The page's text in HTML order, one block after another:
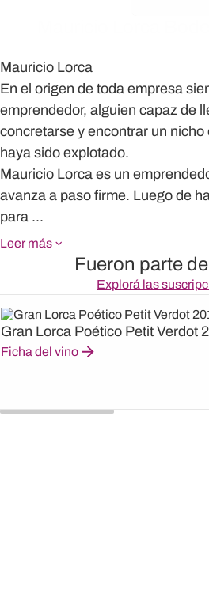
Mauricio Lorca
En el origen de toda empresa
emprendedor, alguien capaz de
concretarse y encontrar un
haya sido explotado.
Mauricio Lorca es un
avanza a paso firme. Luego de
para ...
Leer más
Fueron parte
Explorá las
Gran Lorca Poético Petit Verdot
Ficha del vino